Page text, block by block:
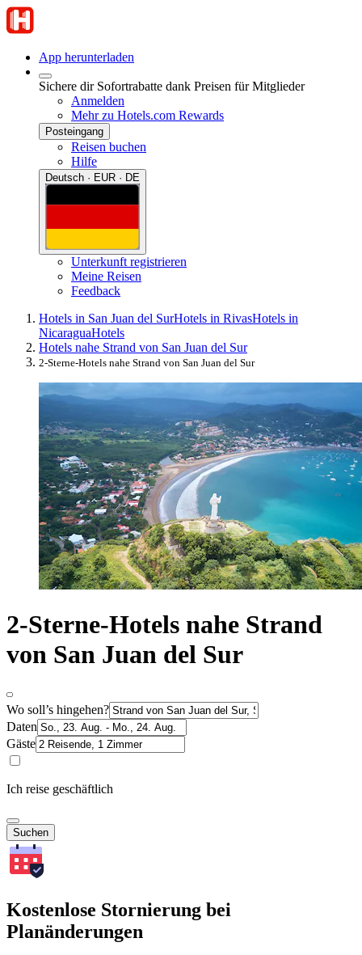
App herunterladen
Sichere dir Sofortrabatte dank Preisen für Mitglieder
Anmelden
Mehr zu Hotels.com Rewards
Posteingang
Reisen buchen
Hilfe
Deutsch · EUR · DE
Unterkunft registrieren
Meine Reisen
Feedback
Hotels in San Juan del SurHotels in RivasHotels in
NicaraguaHotels
Hotels nahe Strand von San Juan del Sur
2-Sterne-Hotels nahe Strand von San Juan del Sur
2-Sterne-Hotels nahe Strand
von San Juan del Sur
Wo soll’s hingehen?
Daten
Gäste
Ich reise geschäftlich
Suchen
Kostenlose Stornierung bei
Planänderungen